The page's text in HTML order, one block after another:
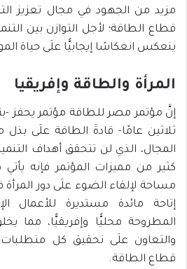
مزيد من الجهود في مجال تعزيز
قطاع الطاقة؛ لأجل التوازن بين
ينعكس انعكاسًا إيجابيًّا علَى حياة
المرأة والطاقة وإفريقيا
إنَّ مؤتمر مصر للطاقة مؤتمر يحفز -
ثلاثين عامًا- قادةَ الطاقة علَى
المجال، الذي لن تتحقق أهداف
كثير من مميزات المؤتمر فإنه
مساحة لإلقاء الضوء علَى دور
إتاحة مائدة مستديرة للأعمال
المطروحة محليًّا وإفريقيًّا، مما
والتعاون علَى تحقيق كل متطلبات
قطاع الطاقة.